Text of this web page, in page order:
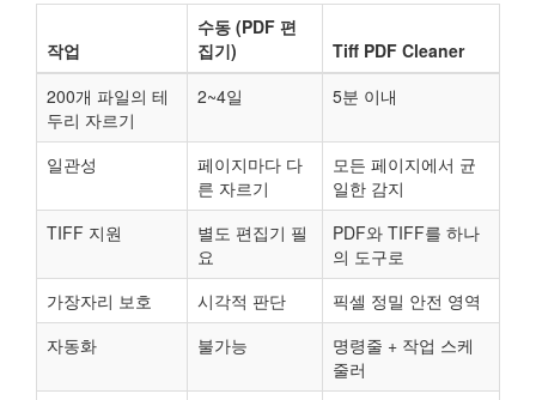
작업
수동 (PDF 편
집기)
Tiff PDF Cleaner
200개 파일의 테
두리 자르기
2~4일 5분 이내
일관성
페이지마다 다
른 자르기
모든 페이지에서 균
일한 감지
TIFF 지원
별도 편집기 필
요
PDF와 TIFF를 하나
의 도구로
가장자리 보호
시각적 판단
픽셀 정밀 안전 영역
자동화
불가능
명령줄 + 작업 스케
줄러